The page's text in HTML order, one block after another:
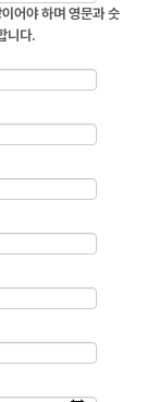
어야 하며 영문과 숫
니다.